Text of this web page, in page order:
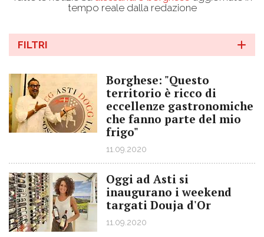
tempo reale dalla redazione
FILTRI
Borghese: "Questo
territorio è ricco di
eccellenze gastronomiche
che fanno parte del mio
frigo"
11.09.2020
Oggi ad Asti si
inaugurano i weekend
targati Douja d'Or
11.09.2020